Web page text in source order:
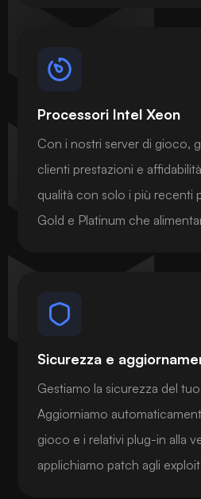
Processori Intel Xeon
Con i nostri server di gioco,
clienti prestazioni e
qualità con solo i più recenti
Gold e Platinum che
Sicurezza e
Gestiamo la sicurezza del
Aggiorniamo
gioco e i relativi plug-in alla
applichiamo patch agli